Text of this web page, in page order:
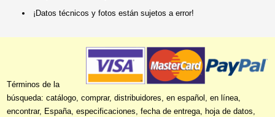
¡Datos técnicos y fotos están sujetos a error!
Términos de la
búsqueda: catálogo, comprar, distribuidores, en español, en línea,
encontrar, España, especificaciones, fecha de entrega, hoja de datos,